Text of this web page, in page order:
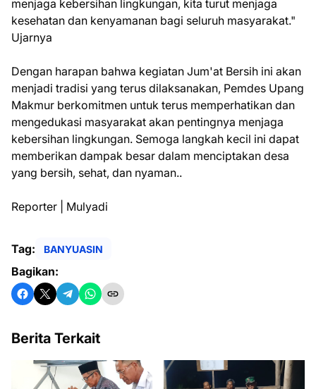
menjaga kebersihan lingkungan, kita turut menjaga
kesehatan dan kenyamanan bagi seluruh masyarakat."
Ujarnya
Dengan harapan bahwa kegiatan Jum'at Bersih ini akan
menjadi tradisi yang terus dilaksanakan, Pemdes Upang
Makmur berkomitmen untuk terus memperhatikan dan
mengedukasi masyarakat akan pentingnya menjaga
kebersihan lingkungan. Semoga langkah kecil ini dapat
memberikan dampak besar dalam menciptakan desa
yang bersih, sehat, dan nyaman..
Reporter | Mulyadi
Tag: BANYUASIN
Bagikan:
Berita Terkait